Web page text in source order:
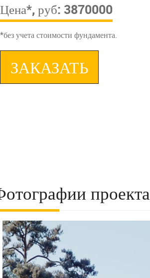
Цена*, руб: 3870000
*без учета стоимости фундамента.
ЗАКАЗАТЬ
проекта